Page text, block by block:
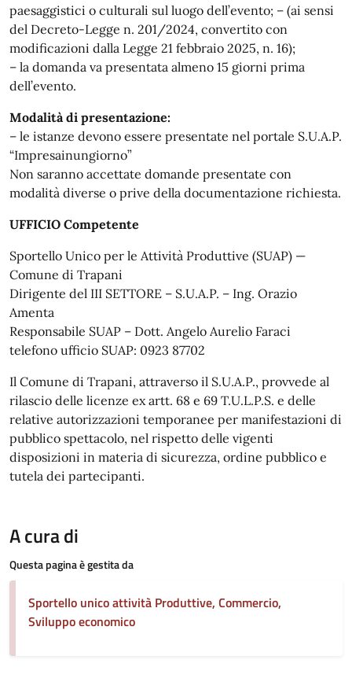
paesaggistici o culturali sul luogo dell’evento; – (ai sensi
del Decreto-Legge n. 201/2024, convertito con
modificazioni dalla Legge 21 febbraio 2025, n. 16);
– la domanda va presentata almeno 15 giorni prima
dell’evento.
Modalità di presentazione:
– le istanze devono essere presentate nel portale S.U.A.P.
“Impresainungiorno”
Non saranno accettate domande presentate con
modalità diverse o prive della documentazione richiesta.
UFFICIO Competente
Sportello Unico per le Attività Produttive (SUAP) —
Comune di Trapani
Dirigente del III SETTORE – S.U.A.P. – Ing. Orazio
Amenta
Responsabile SUAP – Dott. Angelo Aurelio Faraci
telefono ufficio SUAP: 0923 87702
Il Comune di Trapani, attraverso il S.U.A.P., provvede al
rilascio delle licenze ex artt. 68 e 69 T.U.L.P.S. e delle
relative autorizzazioni temporanee per manifestazioni di
pubblico spettacolo, nel rispetto delle vigenti
disposizioni in materia di sicurezza, ordine pubblico e
tutela dei partecipanti.
A cura di
Questa pagina è gestita da
Sportello unico attività Produttive, Commercio,
Sviluppo economico